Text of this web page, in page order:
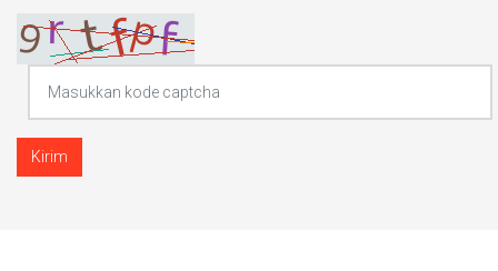
Kirim